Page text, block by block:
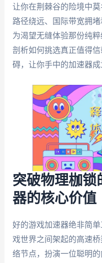
让你在荆棘谷的险境中
路径绕远、国际带宽拥
为渴望无缝体验那份纯
剖析如何挑选真正值得
碍，让你手中的加速器成
突破物理枷锁
器的核心价值
好的游戏加速器绝非简
戏世界之间架起的高速
络节点，扮演一位聪明